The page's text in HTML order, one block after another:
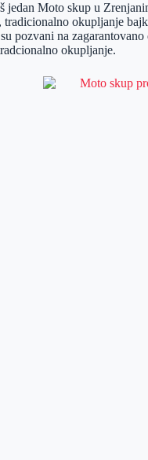
Moto skup u
okupljanje
pozvani na
okupljanje.